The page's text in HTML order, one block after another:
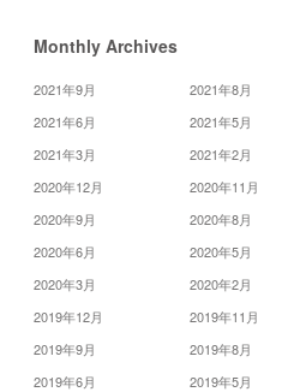
Monthly Archives
2021年9月 2021年8月
2021年6月
2021年5月
2021年3月
2021年2月
2020年12月
2020年11月
2020年9月
2020年8月
2020年6月
2020年5月
2020年3月
2020年2月
2019年12月
2019年11月
2019年9月
2019年8月
2019年6月
2019年5月